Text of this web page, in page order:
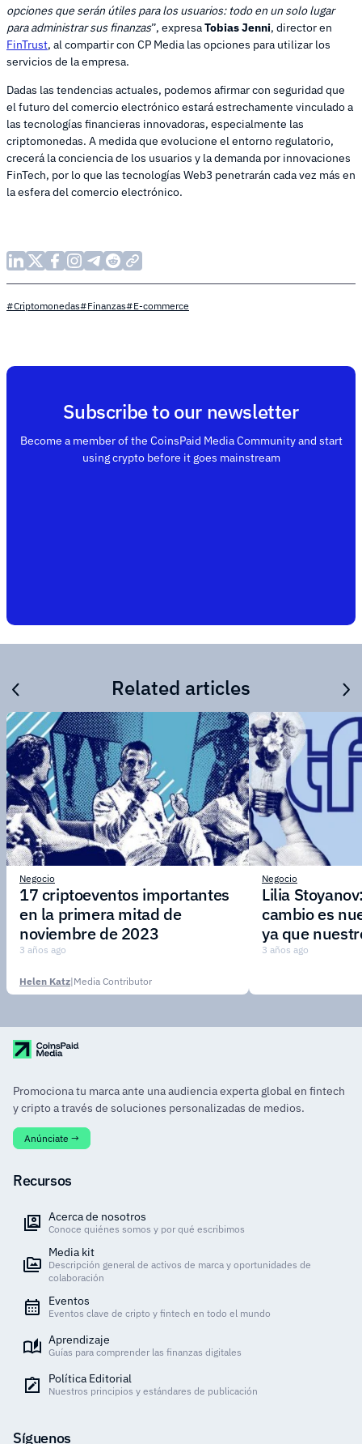
opciones que serán útiles para los usuarios: todo en un solo lugar
para administrar sus finanzas”, expresaTobias Jenni, director en
FinTrust, al compartir con CP Media las opciones para utilizar los
servicios de la empresa.
Dadas las tendencias actuales, podemos afirmar con seguridad que
el futuro del comercio electrónico estará estrechamente vinculado a
las tecnologías financieras innovadoras, especialmente las
criptomonedas. A medida que evolucione el entorno regulatorio,
crecerá la conciencia de los usuarios y la demanda por innovaciones
FinTech, por lo que las tecnologías Web3 penetrarán cada vez más en
la esfera del comercio electrónico.
#Criptomonedas#Finanzas#E-commerce
Subscribe to our newsletter
Become a member of the CoinsPaid Media Community and start
using crypto before it goes mainstream
Related articles
Negocio
17 criptoeventos importantes
en la primera mitad de
noviembre de 2023
3 años ago
Helen Katz|Media Contributor
Negocio
Lilia
cambio es
ya que
adaptarse
demandas
3 años ago
Promociona tu marca ante una audiencia experta global en fintech
y cripto a través de soluciones personalizadas de medios.
Anúnciate →
Recursos
Acerca de nosotros
Conoce quiénes somos y por qué escribimos
Media kit
Descripción general de activos de marca y oportunidades de
colaboración
Eventos
Eventos clave de cripto y fintech en todo el mundo
Aprendizaje
Guías para comprender las finanzas digitales
Política Editorial
Nuestros principios y estándares de publicación
Síguenos